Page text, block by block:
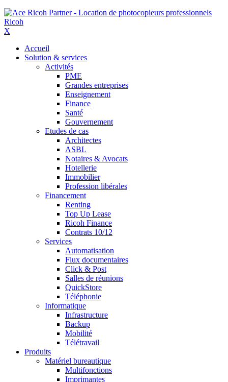
X
Accueil
Solution & services
Activités
PME
Grandes entreprises
Enseignement
Finance
Santé
Gouvernement
Etudes de cas
Architectes
ASBL
Notaires & Avocats
Hotellerie
Immobilier
Profession libérales
Financement
Renting
Top Up Lease
Ricoh Finance
Contrats 10/12
Services
Automatisation
Flux documentaires
Click & Post
Salles de réunions
QuickStore
Téléphonie
Informatique
Infrastructure
Backup
Mobilité
Télétravail
Produits
Matériel bureautique
Multifonctions
Imprimantes